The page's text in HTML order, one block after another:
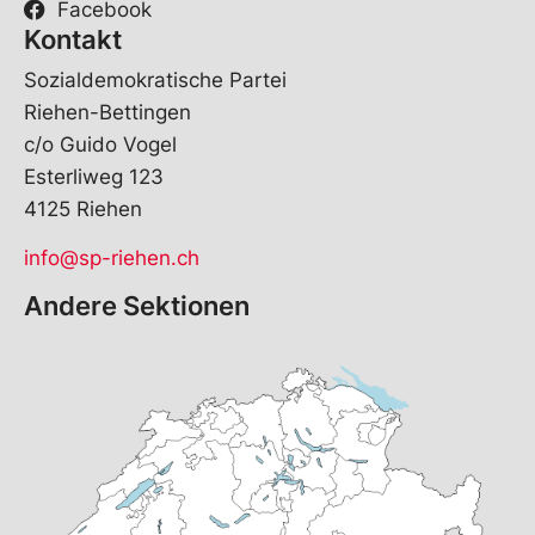
Facebook
Kontakt
Sozialdemokratische Partei
Riehen-Bettingen
c/o Guido Vogel
Esterliweg 123
4125 Riehen
info@sp-riehen.ch
Andere Sektionen